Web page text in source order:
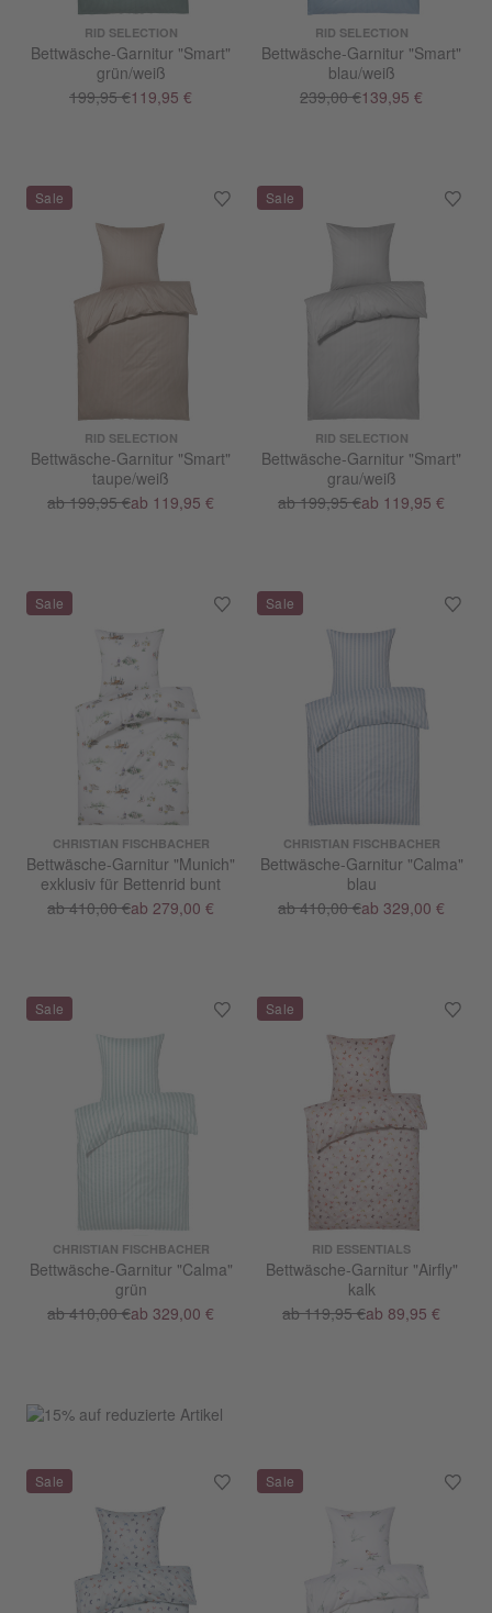
RID SELECTION
Bettwäsche-Garnitur "Smart"
grün/weiß
199,95 €119,95 €
RID SELECTION
Bettwäsche-Garnitur "Smart"
blau/weiß
239,00 €139,95 €
RID SELECTION
Bettwäsche-Garnitur "Smart"
taupe/weiß
ab 199,95 €ab 119,95 €
RID SELECTION
Bettwäsche-Garnitur "Smart"
grau/weiß
ab 199,95 €ab 119,95 €
CHRISTIAN FISCHBACHER
Bettwäsche-Garnitur "Munich"
exklusiv für Bettenrid bunt
ab 410,00 €ab 279,00 €
CHRISTIAN FISCHBACHER
Bettwäsche-Garnitur "Calma"
blau
ab 410,00 €ab 329,00 €
CHRISTIAN FISCHBACHER
Bettwäsche-Garnitur "Calma"
grün
ab 410,00 €ab 329,00 €
RID ESSENTIALS
Bettwäsche-Garnitur "Airfly"
kalk
ab 119,95 €ab 89,95 €